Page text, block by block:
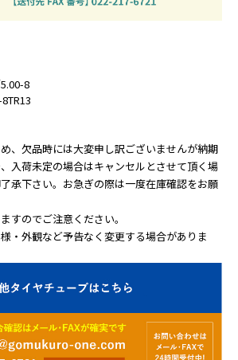
8
、欠品時には大変申し訳ございませんが納期
入荷未定の場合はキャンセルとさせて頂く場
承下さい。お急ぎの際は一度在庫確認をお願
すのでご注意ください。
・外観など予告なく変更する場合がありま